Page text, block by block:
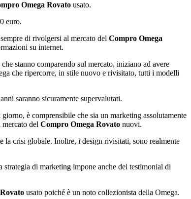
Omega Rovato usato.
euro.
di rivolgersi al mercato del Compro Omega
su internet.
stanno comparendo sul mercato, iniziano ad avere
che ripercorre, in stile nuovo e rivisitato, tutti i modelli
saranno sicuramente supervalutati.
è comprensibile che sia un marketing assolutamente
del Compro Omega Rovato nuovi.
la crisi globale. Inoltre, i design rivisitati, sono realmente
di marketing impone anche dei testimonial di
usato poiché è un noto collezionista della Omega.